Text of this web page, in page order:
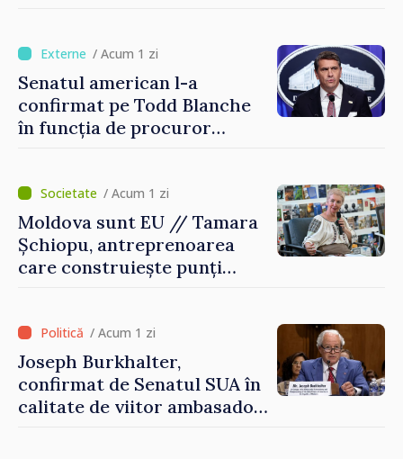
/ Acum 1 zi
Senatul american l-a
confirmat pe Todd Blanche
în funcția de procuror
/ Acum 1 zi
Moldova sunt EU // Tamara
Șchiopu, antreprenoarea
care construiește punți
/ Acum 1 zi
Joseph Burkhalter,
confirmat de Senatul SUA în
calitate de viitor ambasador